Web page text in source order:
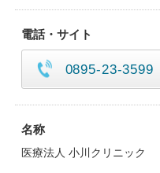
電話・サイト
0895-23-3599
名称
医療法人 小川クリニック